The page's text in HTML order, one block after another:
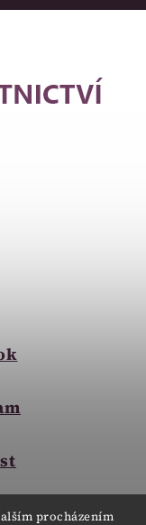
procházením